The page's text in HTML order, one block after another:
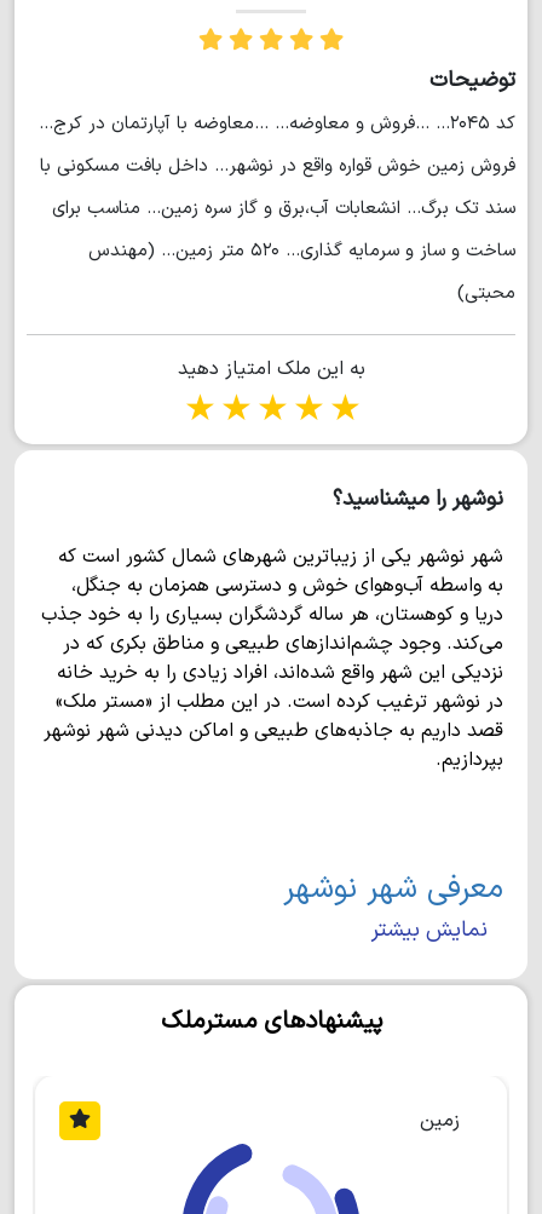
توضیحات
کد ۲۰۴۵... ...فروش و معاوضه... ...معاوضه با آپارتمان در کرج...
فروش زمین خوش قواره واقع در نوشهر... داخل بافت مسکونی با
سند تک برگ... انشعابات آب،برق و گاز سره زمین... مناسب برای
ساخت و ساز و سرمایه گذاری... ۵۲۰ متر زمین... (مهندس
محبتی)
به این ملک امتیاز دهید
5 stars
4 stars
3 stars
2 stars
نوشهر را میشناسید؟
شهر نوشهر یکی از زیباترین شهرهای شمال کشور است که
به واسطه آب‌وهوای خوش و دسترسی همزمان به جنگل،
دریا و کوهستان، هر ساله گردشگران بسیاری را به خود جذب
می‌کند. وجود چشم‌اندازهای طبیعی و مناطق بکری که در
نزدیکی این شهر واقع شده‌اند، افراد زیادی را به خرید خانه
در نوشهر ترغیب کرده است. در این مطلب از «مستر ملک»
قصد داریم به جاذبه‌های طبیعی و اماکن دیدنی شهر نوشهر
بپردازیم.
معرفی شهر نوشهر
بندر نوشهر در غرب استان مازندران واقع شده و یکی از
از شرق به شهر نور و از غرب به چالوس منتهی می‌شود. در
جنوب نوشهر، کوه‌های البرز و شهر کوهستانی بلده قرار دارد.
گردشگری، استقرار فرودگاه، بندر کشتی، نیروی دریایی ارتش
و ایستگاه سینوپتیک از دلایل مطرح بودن نوشهر در کشور
نمایش بیشتر
پیشنهادهای مسترملک
زمین